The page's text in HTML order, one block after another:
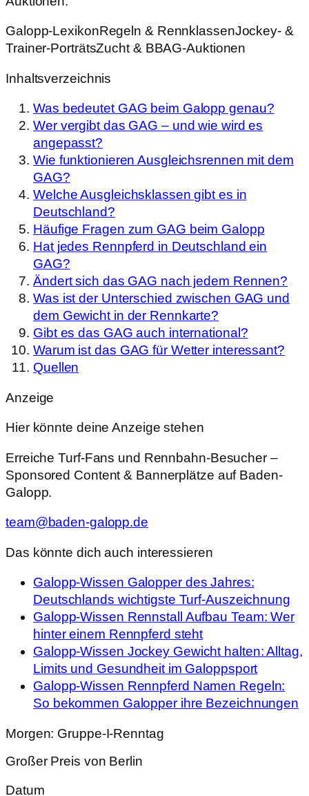
Galopp-LexikonRegeln & RennklassenJockey- &
Trainer-PorträtsZucht & BBAG-Auktionen
Inhaltsverzeichnis
Was bedeutet GAG beim Galopp genau?
Wer vergibt das GAG – und wie wird es
angepasst?
Wie funktionieren Ausgleichsrennen mit dem
GAG?
Welche Ausgleichsklassen gibt es in
Deutschland?
Häufige Fragen zum GAG beim Galopp
Hat jedes Rennpferd in Deutschland ein
GAG?
Ändert sich das GAG nach jedem Rennen?
Was ist der Unterschied zwischen GAG und
dem Gewicht in der Rennkarte?
Gibt es das GAG auch international?
Warum ist das GAG für Wetter interessant?
Quellen
Anzeige
Hier könnte deine Anzeige stehen
Erreiche Turf-Fans und Rennbahn-Besucher –
Sponsored Content & Bannerplätze auf Baden-
Galopp.
team@baden-galopp.de
Das könnte dich auch interessieren
Galopp-Wissen Galopper des Jahres:
Deutschlands wichtigste Turf-Auszeichnung
Galopp-Wissen Rennstall Aufbau Team: Wer
hinter einem Rennpferd steht
Galopp-Wissen Jockey Gewicht halten: Alltag,
Limits und Gesundheit im Galoppsport
Galopp-Wissen Rennpferd Namen Regeln:
So bekommen Galopper ihre Bezeichnungen
Morgen: Gruppe-I-Renntag
Großer Preis von Berlin
Datum